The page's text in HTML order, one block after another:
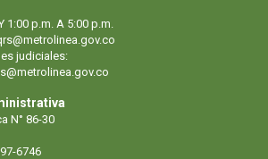
1:00 p.m. A 5:00 p.m.
judiciales:
N° 86-30
6746